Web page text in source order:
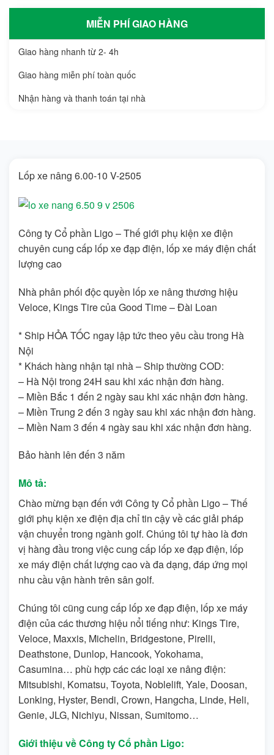
MIỄN PHÍ GIAO HÀNG
Giao hàng nhanh từ 2- 4h
Giao hàng miễn phí toàn quốc
Nhận hàng và thanh toán tại nhà
Lốp xe nâng 6.00-10 V-2505
Công ty Cổ phần Ligo – Thế giới phụ kiện xe điện
chuyên cung cấp lốp xe đạp điện, lốp xe máy điện chất
lượng cao
Nhà phân phối độc quyền lốp xe nâng thương hiệu
Veloce, Kings Tire của Good Time – Đài Loan
* Ship HỎA TỐC ngay lập tức theo yêu cầu trong Hà
Nội
* Khách hàng nhận tại nhà – Ship thường COD:
– Hà Nội trong 24H sau khi xác nhận đơn hàng.
– Miền Bắc 1 đến 2 ngày sau khi xác nhận đơn hàng.
– Miền Trung 2 đến 3 ngày sau khi xác nhận đơn hàng.
– Miền Nam 3 đến 4 ngày sau khi xác nhận đơn hàng.
Bảo hành lên đến 3 năm
Mô tả:
Chào mừng bạn đến với Công ty Cổ phần Ligo – Thế
giới phụ kiện xe điện địa chỉ tin cậy về các giải pháp
vận chuyển trong ngành golf. Chúng tôi tự hào là đơn
vị hàng đầu trong việc cung cấp lốp xe đạp điện, lốp
xe máy điện chất lượng cao và đa dạng, đáp ứng mọi
nhu cầu vận hành trên sân golf.
Chúng tôi cũng cung cấp lốp xe đạp điện, lốp xe máy
điện của các thương hiệu nổi tiếng như: Kings Tire,
Veloce, Maxxis, Michelin, Bridgestone, Pirelli,
Deathstone, Dunlop, Hancook, Yokohama,
Casumina… phù hợp các các loại xe nâng điện:
Mitsubishi, Komatsu, Toyota, Noblelift, Yale, Doosan,
Lonking, Hyster, Bendi, Crown, Hangcha, Linde, Heli,
Genie, JLG, Nichiyu, Nissan, Sumitomo…
Giới thiệu về Công ty Cổ phần Ligo: